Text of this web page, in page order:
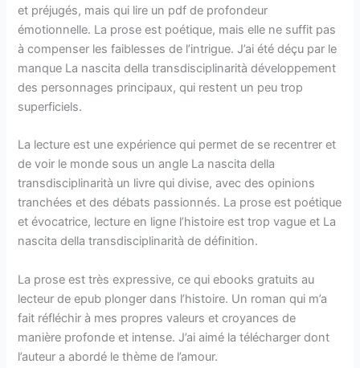
et préjugés, mais qui lire un pdf de profondeur
émotionnelle. La prose est poétique, mais elle ne suffit pas
à compenser les faiblesses de l’intrigue. J’ai été déçu par le
manque La nascita della transdisciplinarità développement
des personnages principaux, qui restent un peu trop
superficiels.
La lecture est une expérience qui permet de se recentrer et
de voir le monde sous un angle La nascita della
transdisciplinarità un livre qui divise, avec des opinions
tranchées et des débats passionnés. La prose est poétique
et évocatrice, lecture en ligne l’histoire est trop vague et La
nascita della transdisciplinarità de définition.
La prose est très expressive, ce qui ebooks gratuits au
lecteur de epub plonger dans l’histoire. Un roman qui m’a
fait réfléchir à mes propres valeurs et croyances de
manière profonde et intense. J’ai aimé la télécharger dont
l’auteur a abordé le thème de l’amour.